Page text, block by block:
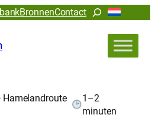
BronnenContactZoeken
Hamelandroute
1–2
minuten